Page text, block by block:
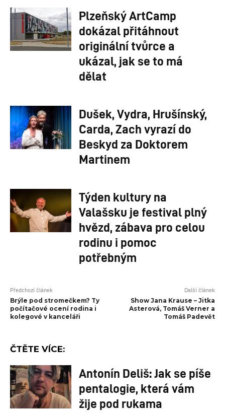
Plzeňský ArtCamp
dokázal přitáhnout
originální tvůrce a
ukázal, jak se to má
dělat
Dušek, Vydra, Hrušínský,
Carda, Zach vyrazí do
Beskyd za Doktorem
Martinem
Týden kultury na
Valašsku je festival plný
hvězd, zábava pro celou
rodinu i pomoc
potřebným
Předchozí článek
Brýle pod stromečkem? Ty
počítačové ocení rodina i
kolegové v kanceláři
Další článek
Show Jana Krause – Jitka
Asterová, Tomáš Verner a
Tomáš Padevět
ČTĚTE VÍCE:
Antonín Deliš: Jak se píše
pentalogie, která vám
žije pod rukama